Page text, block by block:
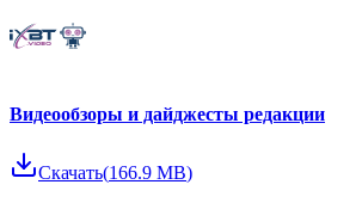
Видеообзоры и дайджесты редакции
Скачать(166.9 MB)